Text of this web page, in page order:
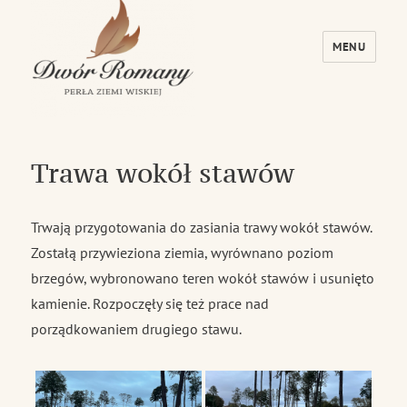
MENU
Trawa wokół stawów
Trwają przygotowania do zasiania trawy wokół stawów.
Zostałą przywieziona ziemia, wyrównano poziom
brzegów, wybronowano teren wokół stawów i usunięto
kamienie. Rozpoczęły się też prace nad
porządkowaniem drugiego stawu.